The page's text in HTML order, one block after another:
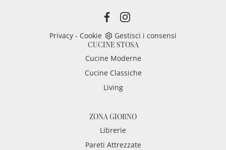
Privacy - Cookie
Gestisci i consensi
CUCINE STOSA
Cucine Moderne
Cucine Classiche
Living
ZONA GIORNO
Librerie
Pareti Attrezzate